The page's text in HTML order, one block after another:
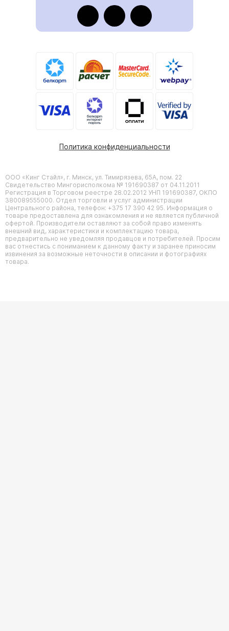
Политика конфиденциальности
ООО «Кинг Стайл», г. Минск, ул. Тимирязева, 65А, пом. 22
Свидетельство Мингорисполкома № 191690387 от 04.11.2011
Регистрация в Торговом реестре 28.02.2012 УНП 191690387, ОКПО
380089555000. Отдел торговли и услуг администрации
Центрального района, телефон: +375 17 390 42 95. Информация о
товаре предоставлена для ознакомления и не является публичной
офертой. Производители оставляют за собой право изменять
внешний вид, характеристики и комплектацию товара,
предварительно не уведомляя продавцов и потребителей. Просим
вас отнестись с пониманием к данному факту и заранее приносим
извинения за возможные неточности в описании и фотографиях
товара.